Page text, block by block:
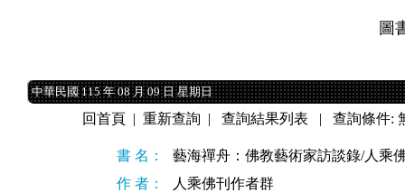
圖
中華民國 115 年 08 月 09 日 星期日
中華民國 115 年 08 月 09 日 星期日
回首頁 |重新查詢 |查詢結果列表 | 查詢條件:
書 名：
藝海禪舟：佛教藝術家訪談錄/人乘
作 者：
人乘佛刊作者群